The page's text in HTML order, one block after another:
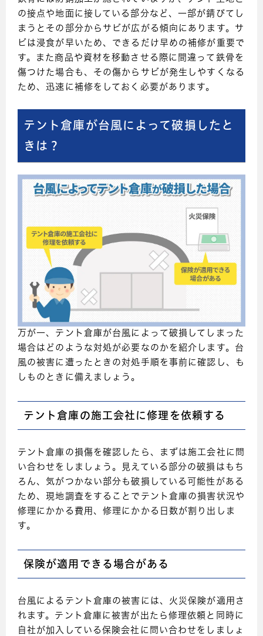
の接点や地面に接している部分など、一部が錆びてし
まうとその部分からサビが広がる傾向にあります。サ
ビは浸食が早いため、できるだけ早めの補修が重要で
す。また商品や資材を移動させる際に間違って鉄骨を
傷つけた場合も、その傷からサビが発生しやすくなる
ため、迅速に補修をしておく必要があります。
テント倉庫が台風によって破損したと
きは？
万が一、テント倉庫が台風によって破損してしまった
場合はどのような対処が必要なのかを紹介します。台
風の被害に遭ったときの対処手順を事前に確認し、も
しものときに備えましょう。
テント倉庫の施工会社に修理を依頼する
テント倉庫の損傷を確認したら、まずは施工会社に問
い合わせをしましょう。見えている部分の破損はもち
ろん、気がつかない部分も破損している可能性がある
ため、現地調査をすることでテント倉庫の損害状況や
修理にかかる費用、修理にかかる日数が割り出しま
す。
保険が適用できる場合がある
台風によるテント倉庫の被害には、火災保険が適用さ
れます。テント倉庫に被害が出たら修理依頼と同時に
自社が加入している保険会社に問い合わせをしましょ